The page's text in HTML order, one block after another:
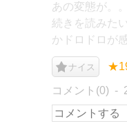
あの変態が。
続きを読みた
かドロドロが
ナイス
コメント(0)